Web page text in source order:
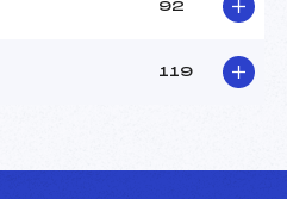
92
119